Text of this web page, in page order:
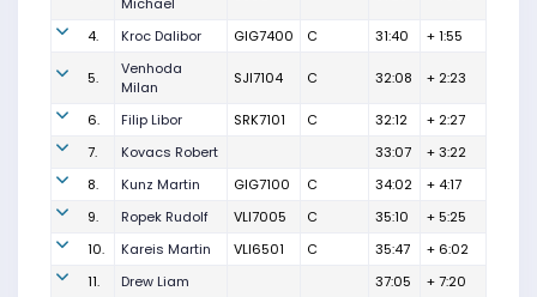
4. Kroc Dalibor GIG7400 C 31:40 + 1:55
5.
Venhoda
Milan
SJI7104 C 32:08 + 2:23
6. Filip Libor SRK7101 C 32:12
+ 2:27
7.
Kovacs Robert 33:07
+ 3:22
8.
Kunz Martin GIG7100 C 34:02
+ 4:17
9.
Ropek Rudolf VLI7005 C 35:10
+ 5:25
10.
Kareis Martin VLI6501 C 35:47
+ 6:02
11.
Drew Liam 37:05
+ 7:20